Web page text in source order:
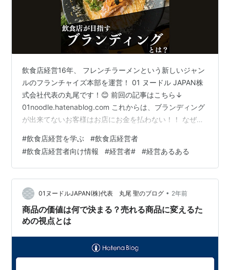
飲食店経営16年、 フレンチラーメンという新しいジャン
ルのフランチャイズ本部を運営！ 01 ヌードル JAPAN株
式会社代表の丸尾です！😊 前回の記事はこちら↓
01noodle.hatenablog.com これからは、ブランディング
が出来てないお客様はお店にお金を払わない！！ なぜ？
く企業は減り雇用解雇される人が増える！そして所得が
減る人が増える！ 今まで通りお金を使えなくなるのでお
金の使い道を考える、そして、伸びるのは価格の安い飲
食モデル。ここで絶対参入したら危険なのは価格競
争！！ まず仕入れの量が違う時点で…
#飲食店経営を学ぶ #飲食店経営者
#飲食店経営者向け情報 #経営者# #経営あるある
01ヌードルJAPAN(株)代表 丸尾 聖のブログ • 2年前
商品の価値は何で決まる？売れる商品に変えるた
めの視点とは